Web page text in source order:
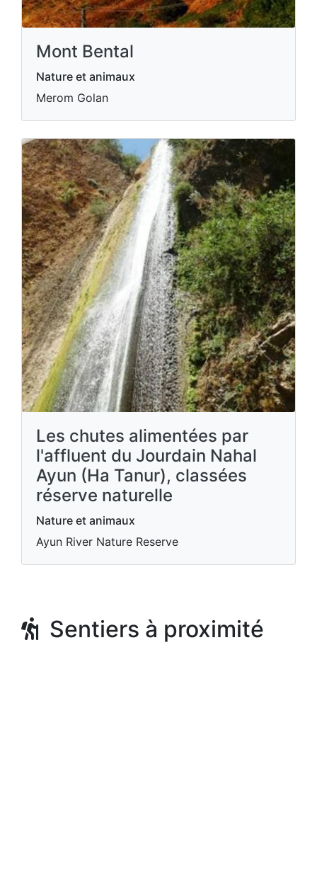
Mont Bental
Nature et animaux
Merom Golan
Les chutes alimentées par
l'affluent du Jourdain Nahal
Ayun (Ha Tanur), classées
réserve naturelle
Nature et animaux
Ayun River Nature Reserve
Sentiers à proximité